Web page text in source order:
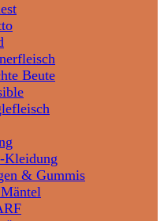
Beute
Kleidung
& Gummis